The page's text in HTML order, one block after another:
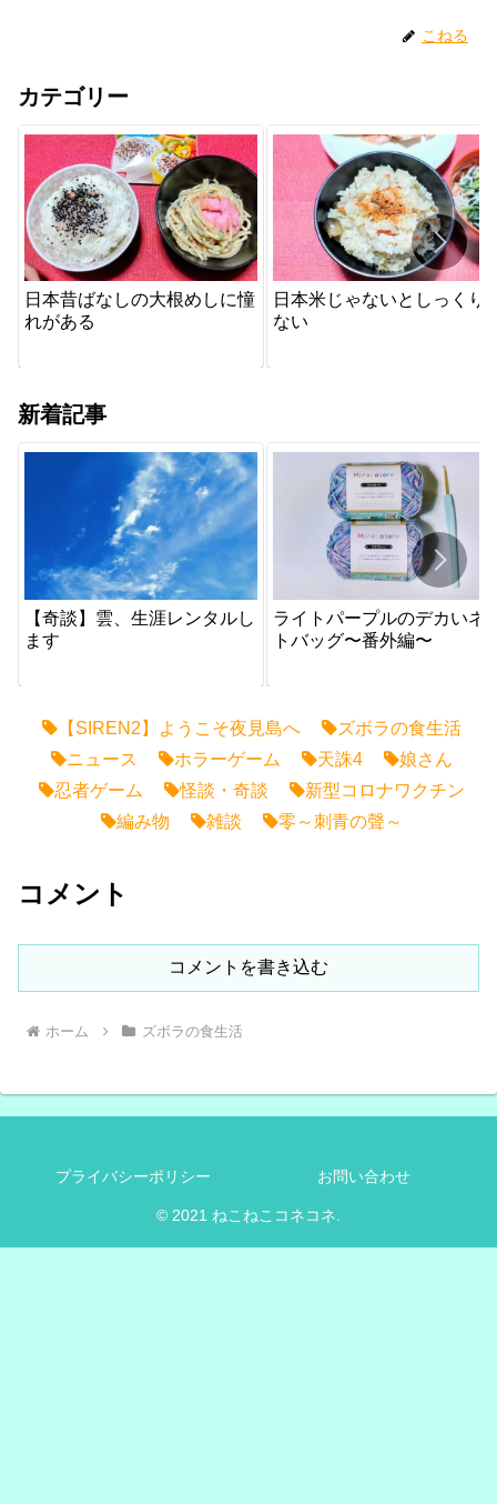
こねる
カテゴリー
日本昔ばなしの大根めしに憧
れがある
日本米じゃないとしっくり
ない
新着記事
【奇談】雲、生涯レンタルし
ます
ライトパープルのデカいネ
トバッグ〜番外編〜
【SIREN2】ようこそ夜見島へ
ズボラの食生活
ニュース
ホラーゲーム 天誅4
娘さん
忍者ゲーム
怪談・奇談
新型コロナワクチン
編み物
雑談 零～刺青の聲～
コメント
コメントを書き込む
ホーム ズボラの食生活
プライバシーポリシー お問い合わせ
© 2021 ねこねこコネコネ.